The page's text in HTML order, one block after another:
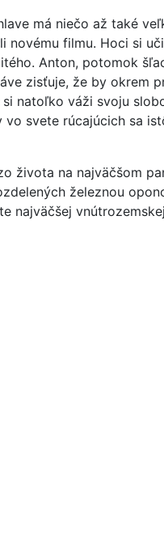
má niečo až také
novému filmu. Hoci si
Anton, potomok
zisťuje, že by okrem
natoľko váži svoju
svete rúcajúcich sa
života na najväčšom
železnou
najväčšej